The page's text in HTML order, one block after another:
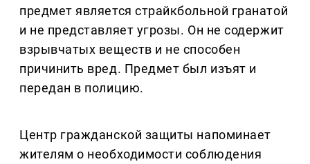
предмет является страйкбольной гранатой
и не представляет угрозы. Он не содержит
взрывчатых веществ и не способен
причинить вред. Предмет был изъят и
передан в полицию.
Центр гражданской защиты напоминает
жителям о необходимости соблюдения